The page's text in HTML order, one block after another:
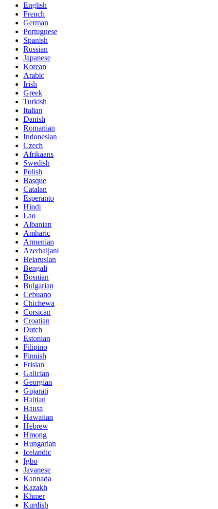
English
French
German
Portuguese
Spanish
Russian
Japanese
Korean
Arabic
Irish
Greek
Turkish
Italian
Danish
Romanian
Indonesian
Czech
Afrikaans
Swedish
Polish
Basque
Catalan
Esperanto
Hindi
Lao
Albanian
Amharic
Armenian
Azerbaijani
Belarusian
Bengali
Bosnian
Bulgarian
Cebuano
Chichewa
Corsican
Croatian
Dutch
Estonian
Filipino
Finnish
Frisian
Galician
Georgian
Gujarati
Haitian
Hausa
Hawaiian
Hebrew
Hmong
Hungarian
Icelandic
Igbo
Javanese
Kannada
Kazakh
Khmer
Kurdish